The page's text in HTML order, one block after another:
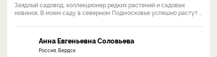
Заядлый садовод, коллекционер редких растений и садовых
новинок. В моем саду в северном Подмосковье успешно растут ...
Анна Евгеньевна Соловьева
Россия, Бердск